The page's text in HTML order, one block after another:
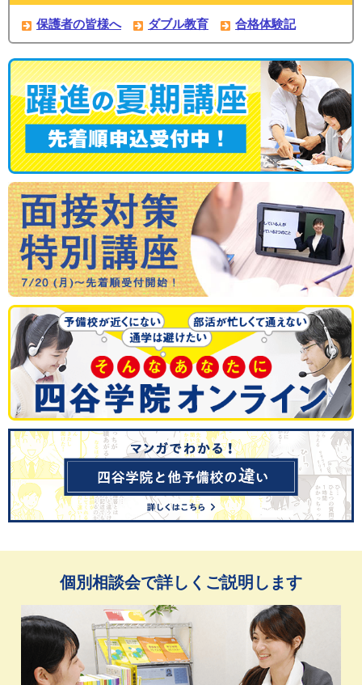
保護者の皆様へ ダブル教育 合格体験記
個別相談会で詳しくご説明します